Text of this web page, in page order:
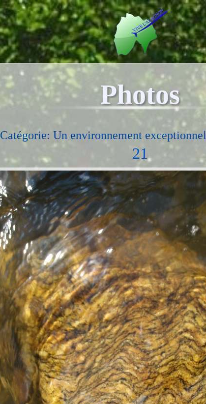
Photos
Catégorie: Un environnement exceptionnel
21